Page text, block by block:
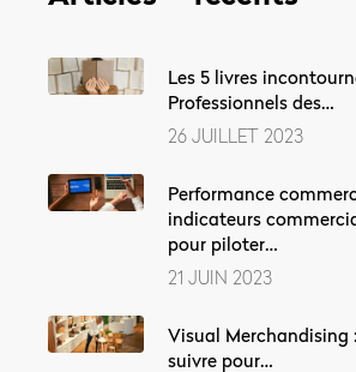
Les 5 livres
Professionnels des…
26 JUILLET 2023
Performance
indicateurs
pour piloter…
21 JUIN 2023
Visual Merchandising
suivre pour…